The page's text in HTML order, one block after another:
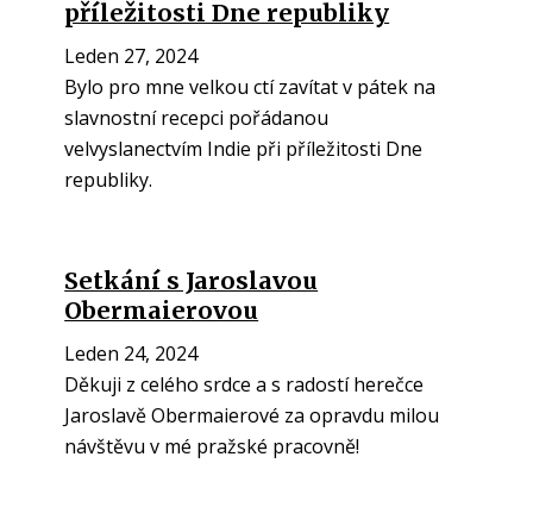
příležitosti Dne republiky
Leden 27, 2024
Bylo pro mne velkou ctí zavítat v pátek na
slavnostní recepci pořádanou
velvyslanectvím Indie při příležitosti Dne
republiky.
Setkání s Jaroslavou
Obermaierovou
Leden 24, 2024
Děkuji z celého srdce a s radostí herečce
Jaroslavě Obermaierové za opravdu milou
návštěvu v mé pražské pracovně!